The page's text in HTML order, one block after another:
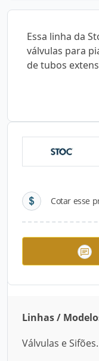
Essa linha da
válvulas para
de tubos
Cotar esse
Descrição do
Essa linha da
para pias,
Linhas /
Válvulas e Sifões.